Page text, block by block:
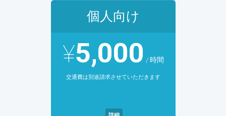
個人向け
¥5,000 / 時間
交通費は別途請求させていただきます